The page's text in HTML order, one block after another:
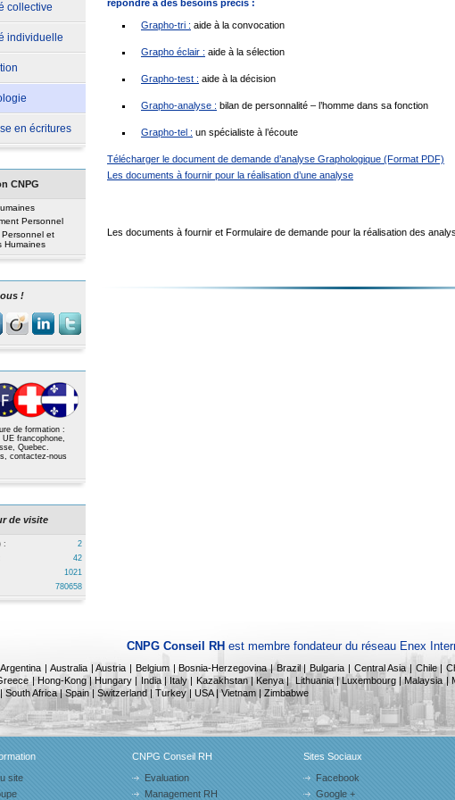
collective
individuelle
en écritures
CNPG
Personnel
et
Humaines
!
de formation :
UE francophone,
Quebec.
contactez-nous
de visite
:
2
42
1021
780658
répondre à des besoins précis :
Grapho-tri : aide à la convocation
Grapho éclair : aide à la sélection
Grapho-test : aide à la décision
Grapho-analyse : bilan de personnalité – l’homme dans sa fonction
Grapho-tel : un spécialiste à l’écoute
Télécharger le document de demande d’analyse Graphologique (Format PDF)
Les documents à fournir pour la réalisation d’une analyse
Les documents à fournir et Formulaire de demande pour la réalisation des
CNPG Conseil RH est membre fondateur du réseau Enex
Argentina | Australia | Austria | Belgium | Bosnia-Herzegovina | Brazil | Bulgaria | Central Asia | Chile
| Hong-Kong | Hungary | India | Italy | Kazakhstan |Kenya |Lithuania | Luxembourg | Malaysia |
South Africa | Spain | Switzerland | Turkey | USA | Vietnam | Zimbabwe
site
CNPG Conseil RH
Evaluation
Management RH
Sites Sociaux
Facebook
Google +